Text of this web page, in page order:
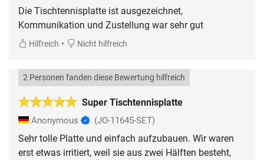
Die Tischtennisplatte ist ausgezeichnet,
Kommunikation und Zustellung war sehr gut
Hilfreich • Nicht hilfreich
Super Tischtennisplatte
2 Personen fanden diese Bewertung hilfreich
Anonymous (JO-11645-SET)
Sehr tolle Platte und einfach aufzubauen. Wir waren
erst etwas irritiert, weil sie aus zwei Hälften besteht,